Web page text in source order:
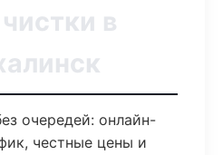
в
очередей: онлайн-
честные цены и